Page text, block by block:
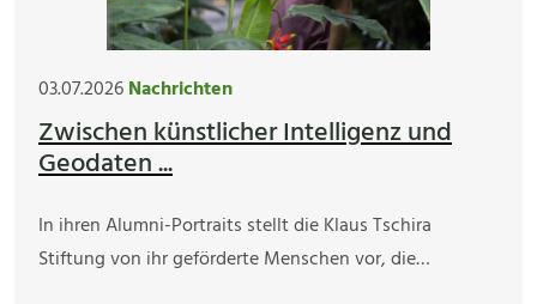
03.07.2026Nachrichten
Zwischen künstlicher Intelligenz und
Geodaten ...
In ihren Alumni-Portraits stellt die Klaus Tschira
Stiftung von ihr geförderte Menschen vor, die…